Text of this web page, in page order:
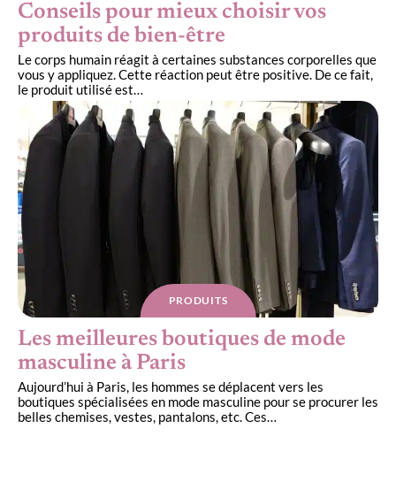
Conseils pour mieux choisir vos
produits de bien-être
Le corps humain réagit à certaines substances corporelles que
vous y appliquez. Cette réaction peut être positive. De ce fait,
le produit utilisé est…
PRODUITS
Les meilleures boutiques de mode
masculine à Paris
Aujourd’hui à Paris, les hommes se déplacent vers les
boutiques spécialisées en mode masculine pour se procurer les
belles chemises, vestes, pantalons, etc. Ces